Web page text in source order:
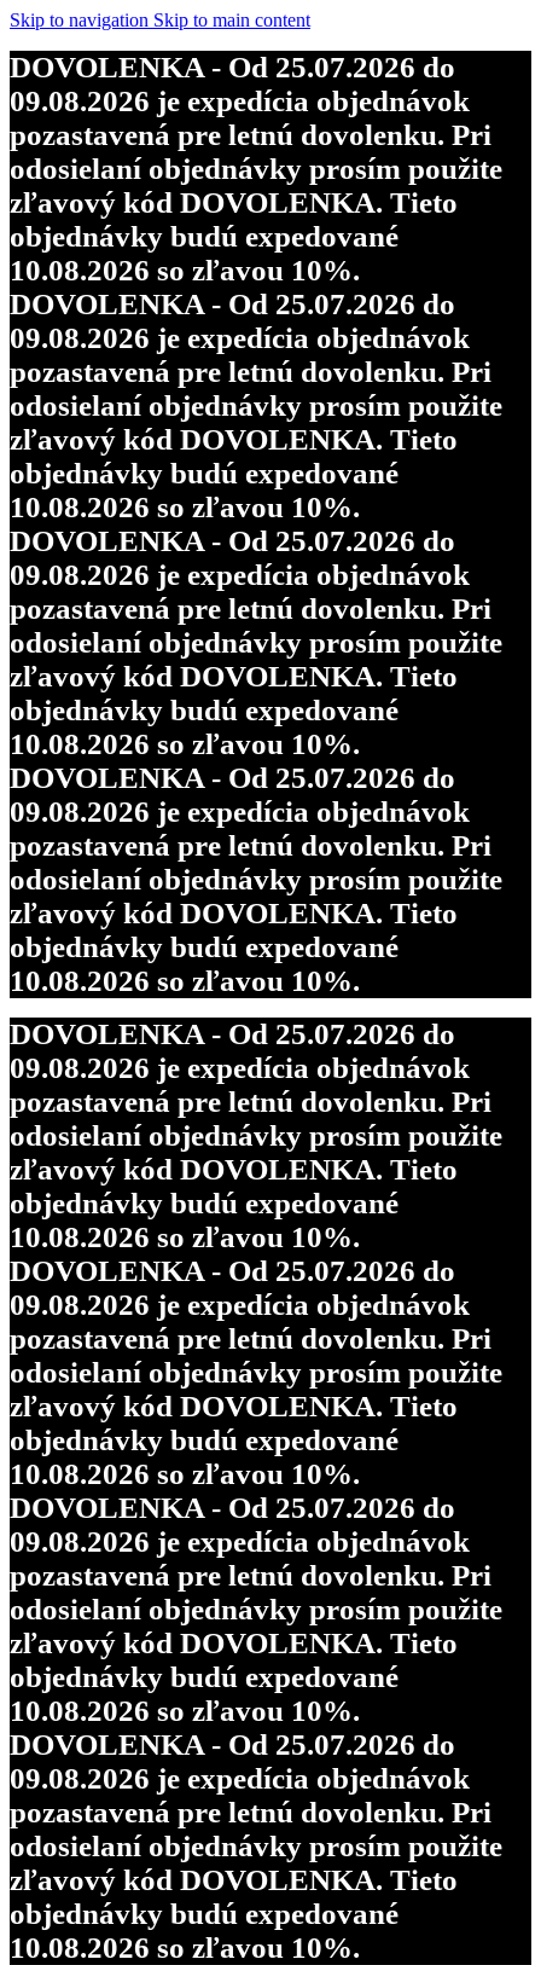
Skip to navigation Skip to main content
DOVOLENKA - Od 25.07.2026 do
09.08.2026 je expedícia objednávok
pozastavená pre letnú dovolenku. Pri
odosielaní objednávky prosím použite
zľavový kód DOVOLENKA. Tieto
objednávky budú expedované
10.08.2026 so zľavou 10%.
DOVOLENKA - Od 25.07.2026 do
09.08.2026 je expedícia objednávok
pozastavená pre letnú dovolenku. Pri
odosielaní objednávky prosím použite
zľavový kód DOVOLENKA. Tieto
objednávky budú expedované
10.08.2026 so zľavou 10%.
DOVOLENKA - Od 25.07.2026 do
09.08.2026 je expedícia objednávok
pozastavená pre letnú dovolenku. Pri
odosielaní objednávky prosím použite
zľavový kód DOVOLENKA. Tieto
objednávky budú expedované
10.08.2026 so zľavou 10%.
DOVOLENKA - Od 25.07.2026 do
09.08.2026 je expedícia objednávok
pozastavená pre letnú dovolenku. Pri
odosielaní objednávky prosím použite
zľavový kód DOVOLENKA. Tieto
objednávky budú expedované
10.08.2026 so zľavou 10%.
DOVOLENKA - Od 25.07.2026 do
09.08.2026 je expedícia objednávok
pozastavená pre letnú dovolenku. Pri
odosielaní objednávky prosím použite
zľavový kód DOVOLENKA. Tieto
objednávky budú expedované
10.08.2026 so zľavou 10%.
DOVOLENKA - Od 25.07.2026 do
09.08.2026 je expedícia objednávok
pozastavená pre letnú dovolenku. Pri
odosielaní objednávky prosím použite
zľavový kód DOVOLENKA. Tieto
objednávky budú expedované
10.08.2026 so zľavou 10%.
DOVOLENKA - Od 25.07.2026 do
09.08.2026 je expedícia objednávok
pozastavená pre letnú dovolenku. Pri
odosielaní objednávky prosím použite
zľavový kód DOVOLENKA. Tieto
objednávky budú expedované
10.08.2026 so zľavou 10%.
DOVOLENKA - Od 25.07.2026 do
09.08.2026 je expedícia objednávok
pozastavená pre letnú dovolenku. Pri
odosielaní objednávky prosím použite
zľavový kód DOVOLENKA. Tieto
objednávky budú expedované
10.08.2026 so zľavou 10%.